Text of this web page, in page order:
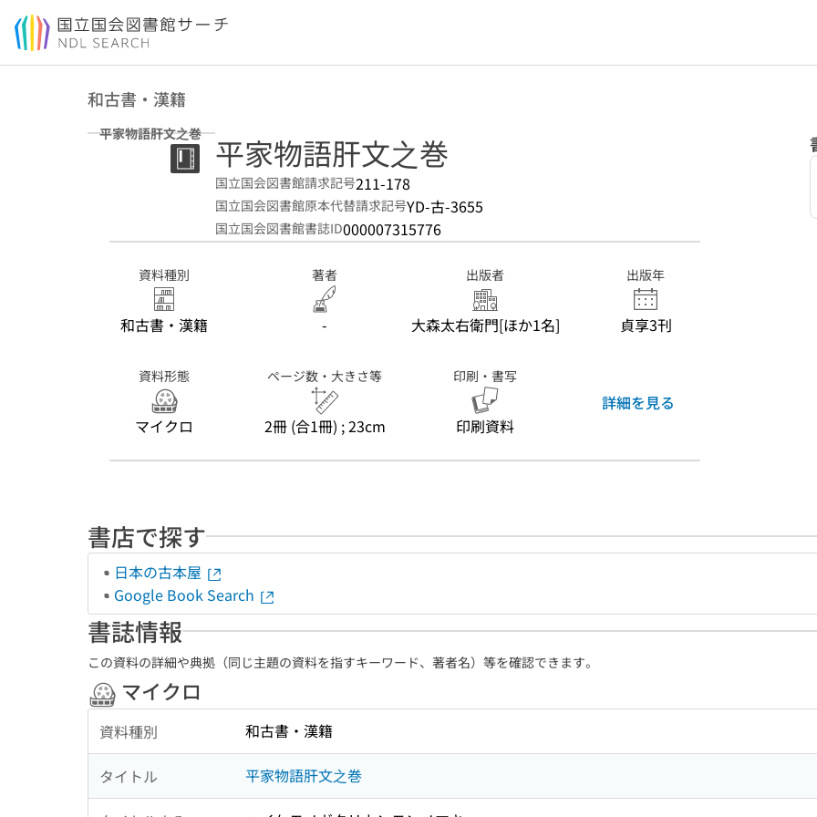
本文へ移動
和古書・漢籍
平家物語肝文之巻 平家物語肝文之巻
国立国会図書館請求記号211-178
国立国会図書館原本代替請求記号YD-古-3655
国立国会図書館書誌ID000007315776
資料種別
和古書・漢籍
著者
-
出版者
大森太右衛門[ほか1名]
出版年
貞享3刊
資料形態
マイクロ
ページ数・大きさ等
2冊 (合1冊) ; 23cm
印刷・書写
印刷資料
詳細を見る
書店で探す
日本の古本屋
Google Book Search
書誌情報
この資料の詳細や典拠（同じ主題の資料を指すキーワード、著者名）等を確認できます。
マイクロ
資料種別 和古書・漢籍
タイトル 平家物語肝文之巻